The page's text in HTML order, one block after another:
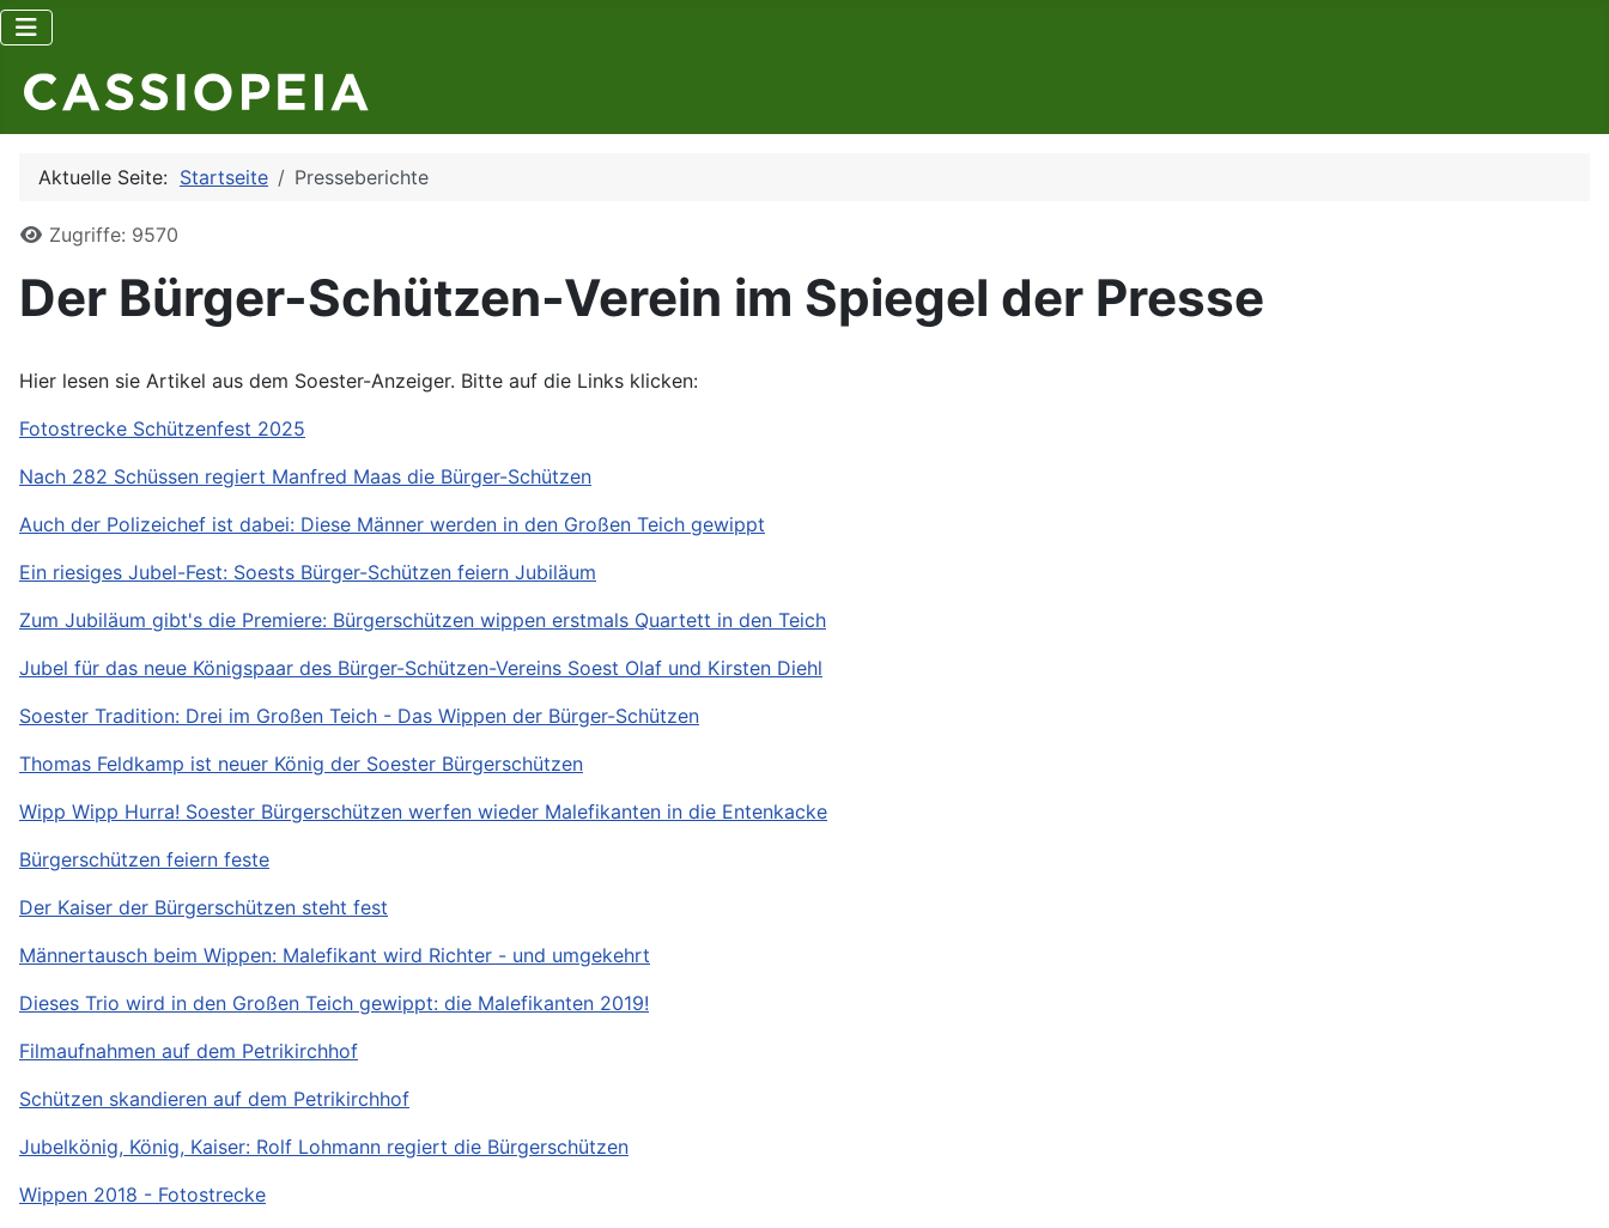
Aktuelle Seite: Startseite Presseberichte
DetailsZugriffe: 9570
Der Bürger-Schützen-Verein im Spiegel der Presse
Hier lesen sie Artikel aus dem Soester-Anzeiger. Bitte auf die Links klicken:
Fotostrecke Schützenfest 2025
Nach 282 Schüssen regiert Manfred Maas die Bürger-Schützen
Auch der Polizeichef ist dabei: Diese Männer werden in den Großen Teich gewippt
Ein riesiges Jubel-Fest: Soests Bürger-Schützen feiern Jubiläum
Zum Jubiläum gibt's die Premiere: Bürgerschützen wippen erstmals Quartett in den Teich
Jubel für das neue Königspaar des Bürger-Schützen-Vereins Soest Olaf und Kirsten Diehl
Soester Tradition: Drei im Großen Teich - Das Wippen der Bürger-Schützen
Thomas Feldkamp ist neuer König der Soester Bürgerschützen
Wipp Wipp Hurra! Soester Bürgerschützen werfen wieder Malefikanten in die Entenkacke
Bürgerschützen feiern feste
Der Kaiser der Bürgerschützen steht fest
Männertausch beim Wippen: Malefikant wird Richter - und umgekehrt
Dieses Trio wird in den Großen Teich gewippt: die Malefikanten 2019!
Filmaufnahmen auf dem Petrikirchhof
Schützen skandieren auf dem Petrikirchhof
Jubelkönig, König, Kaiser: Rolf Lohmann regiert die Bürgerschützen
Wippen 2018 - Fotostrecke